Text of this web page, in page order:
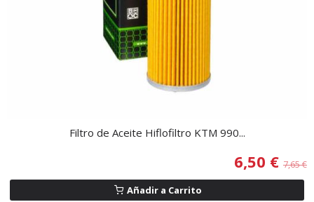
Filtro de Aceite Hiflofiltro KTM 990...
6,50 € 7,65 €
Añadir a Carrito